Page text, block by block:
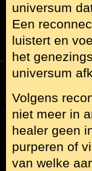
universum
Een
luistert en
het
universum
Volgens
niet meer in
healer geen
purperen of
van welke